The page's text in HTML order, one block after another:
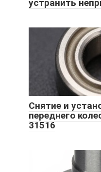
устранить
Снятие и
переднего
31516